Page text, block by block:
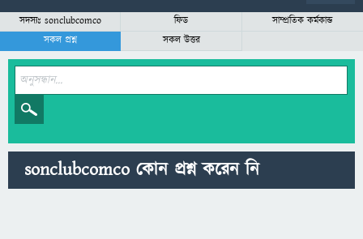
সদস্যঃ sonclubcomco ফিড
সাম্প্রতিক কর্মকান্ড
সকল প্রশ্ন
সকল উত্তর
sonclubcomco কোন প্রশ্ন করেন নি